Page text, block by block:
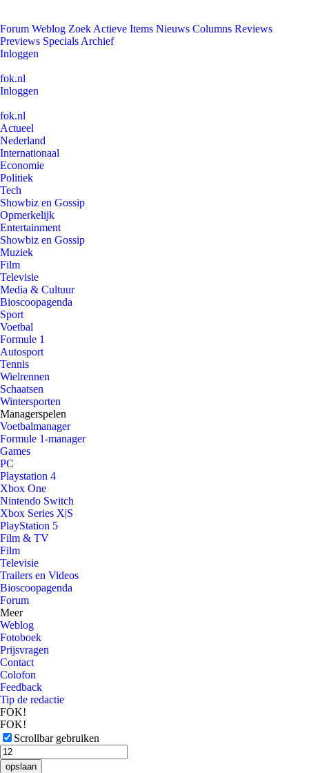
Forum Weblog Zoek Actieve Items Nieuws Columns Reviews
Previews Specials Archief
Inloggen
fok.nl
Inloggen
fok.nl
Actueel
Nederland
Internationaal
Economie
Politiek
Tech
Showbiz en Gossip
Opmerkelijk
Entertainment
Showbiz en Gossip
Muziek
Film
Televisie
Media & Cultuur
Bioscoopagenda
Sport
Voetbal
Formule 1
Autosport
Tennis
Wielrennen
Schaatsen
Wintersporten
Managerspelen
Voetbalmanager
Formule 1-manager
Games
PC
Playstation 4
Xbox One
Nintendo Switch
Xbox Series X|S
PlayStation 5
Film & TV
Film
Televisie
Trailers en Videos
Bioscoopagenda
Forum
Meer
Weblog
Fotoboek
Prijsvragen
Contact
Colofon
Feedback
Tip de redactie
FOK!
FOK!
Scrollbar gebruiken
opslaan